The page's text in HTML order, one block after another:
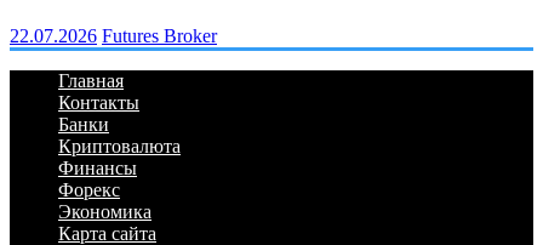
22.07.2026 Futures Broker
Главная
Контакты
Банки
Криптовалюта
Финансы
Форекс
Экономика
Карта сайта